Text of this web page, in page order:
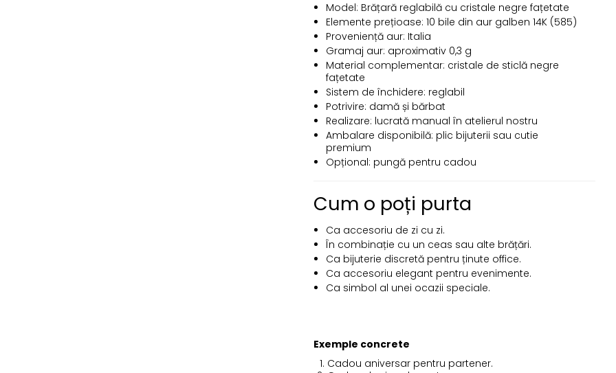
Model: Brățară reglabilă cu cristale negre fațetate
Elemente prețioase: 10 bile din aur galben 14K (585)
Proveniență aur: Italia
Gramaj aur: aproximativ 0,3 g
Material complementar: cristale de sticlă negre
fațetate
Sistem de închidere: reglabil
Potrivire: damă și bărbat
Realizare: lucrată manual în atelierul nostru
Ambalare disponibilă: plic bijuterii sau cutie
premium
Opțional: pungă pentru cadou
Cum o poți purta
Ca accesoriu de zi cu zi.
În combinație cu un ceas sau alte brățări.
Ca bijuterie discretă pentru ținute office.
Ca accesoriu elegant pentru evenimente.
Ca simbol al unei ocazii speciale.
Exemple concrete
Cadou aniversar pentru partener.